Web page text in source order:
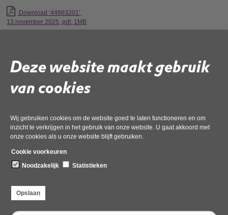
Deze website maakt gebruik
van cookies
Wij gebruiken cookies om de website goed te laten functioneren en om
inzicht te verkrijgen in het gebruik van onze website. U gaat akkoord met
onze cookies als u onze website blijft gebruiken.
Cookie voorkeuren
Noodzakelijk
Statistieken
Opslaan
Download ‘44663201’,
13 november 2025, pdf, 1MB
Bezoekadres
Dampten 2, 1624 NR Hoorn
Postbus 2095, 1620 EB Hoorn
Openingstijden kantoor